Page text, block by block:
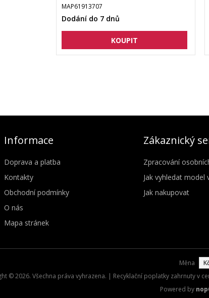
MAP61913707
Dodání do 7 dnů
Informace
Doprava a platba
Kontakty
Obchodní podmínky
O nás
Mapa stránek
Zákaznický
Zpracování
Jak vyhledat model
Jak nakupovat
Měna
© 2026. Všechna práva vyhrazena. | Recyklační poplatky zahrnuty v
Powered by